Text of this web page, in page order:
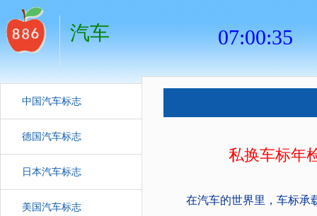
汽车
中国汽车标志
德国汽车标志
日本汽车标志
美国汽车标志
私换车标年
在汽车的世界里，车标承载